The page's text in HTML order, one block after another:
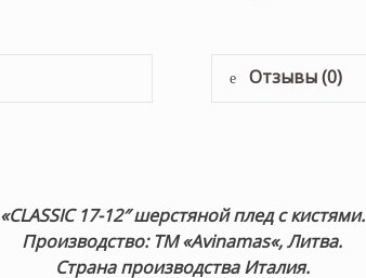
Отзывы (0)
«CLASSIC 17-12″ шерстяной плед с кистями.
Производство: ТМ «Avinamas«, Литва.
Страна производства Италия.